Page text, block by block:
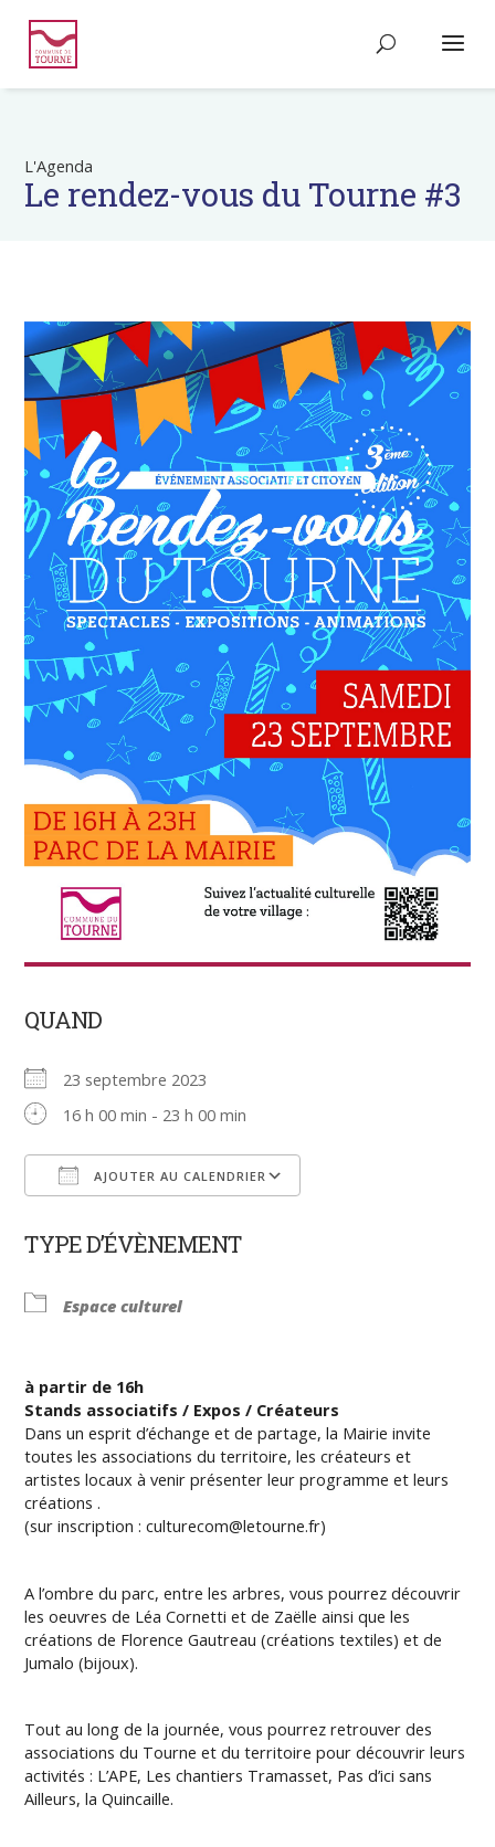
L'Agenda
Le rendez-vous du Tourne #3
QUAND
23 septembre 2023
16 h 00 min - 23 h 00 min
AJOUTER AU CALENDRIER
TYPE D’ÉVÈNEMENT
Espace culturel
à partir de 16h
Stands associatifs / Expos / Créateurs
Dans un esprit d’échange et de partage, la Mairie invite
toutes les associations du territoire, les créateurs et
artistes locaux à venir présenter leur programme et leurs
créations .
(sur inscription : culturecom@letourne.fr)
A l’ombre du parc, entre les arbres, vous pourrez découvrir
les oeuvres de Léa Cornetti et de Zaëlle ainsi que les
créations de Florence Gautreau (créations textiles) et de
Jumalo (bijoux).
Tout au long de la journée, vous pourrez retrouver des
associations du Tourne et du territoire pour découvrir leurs
activités : L’APE, Les chantiers Tramasset, Pas d’ici sans
Ailleurs, la Quincaille.